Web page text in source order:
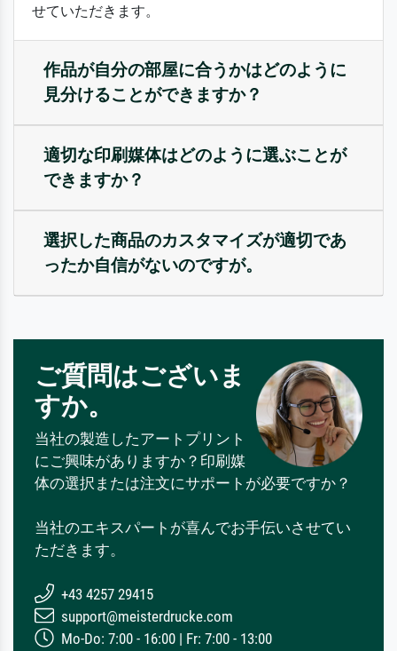
せていただきます。
作品が自分の部屋に合うかはどのように
見分けることができますか？
適切な印刷媒体はどのように選ぶことが
できますか？
選択した商品のカスタマイズが適切であ
ったか自信がないのですが。
ご質問はございま
すか。
当社の製造したアートプリント
にご興味がありますか？印刷媒
体の選択または注文にサポートが必要ですか？
当社のエキスパートが喜んでお手伝いさせてい
ただきます。
+43 4257 29415
support@meisterdrucke.com
Mo-Do: 7:00 - 16:00 | Fr: 7:00 - 13:00